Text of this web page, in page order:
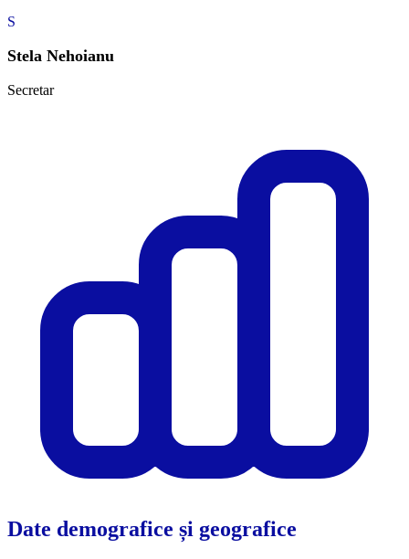
S
Stela Nehoianu
Secretar
Date demografice și geografice